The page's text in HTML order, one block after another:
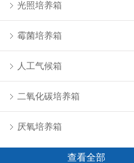
光照培养箱
霉菌培养箱
人工气候箱
二氧化碳培养箱
厌氧培养箱
查看全部